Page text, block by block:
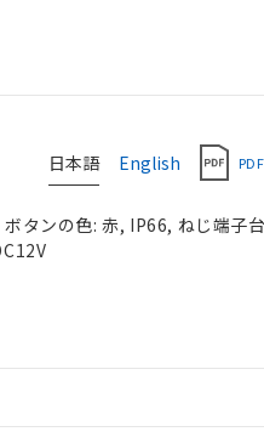
日本語 English
タンの色: 赤, IP66, ねじ端子